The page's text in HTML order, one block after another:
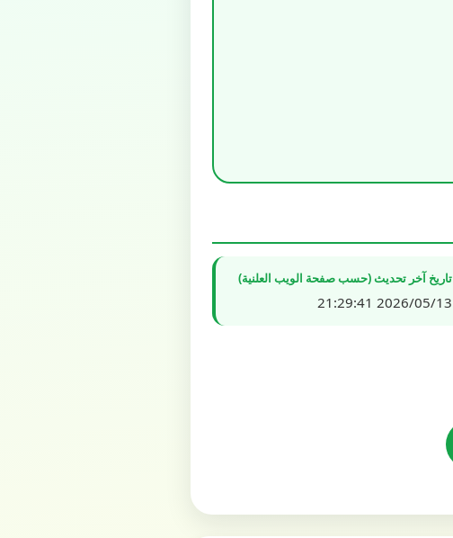
تاريخ آخر تحديث (حسب صفحة الويب العلنية)
2026/05/13 21:29:41